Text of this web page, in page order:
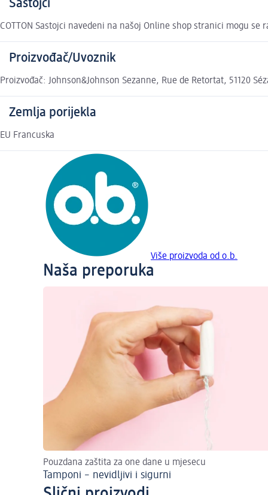
Sastojci
COTTON Sastojci navedeni na našoj Online shop stranici mogu se
Proizvođač/Uvoznik
Proizvođač: Johnson&Johnson Sezanne, Rue de Retortat, 51120
Zemlja porijekla
EU Francuska
Više proizvoda od o.b.
Naša preporuka
Pouzdana zaštita za one dane u mjesecu
Tamponi – nevidljivi i sigurni